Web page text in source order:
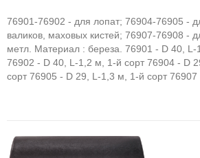
76901-76902 - для лопат; 76904-76905 -
валиков, маховых кистей; 76907-76908 -
метл. Материал : береза. 76901 - D 40,
76902 - D 40, L-1,2 м, 1-й сорт 76904 - D
сорт 76905 - D 29, L-1,3 м, 1-й сорт 76907